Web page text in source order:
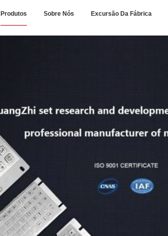
Produtos Sobre Nós Excursão Da Fábrica